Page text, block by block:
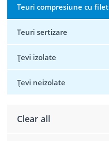
Teuri compresiune cu filet
Teuri sertizare
Țevi izolate
Țevi neizolate
Clear all